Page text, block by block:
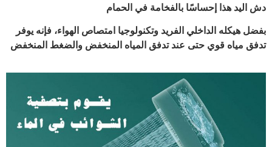
دش اليد هذا إحساسًا بالفخامة في الحمام
بفضل هيكله الداخلي الفريد وتكنولوجيا امتصاص الهواء، فإنه يوفر
تدفق مياه قوي حتى عند تدفق المياه المنخفض والضغط المنخفض